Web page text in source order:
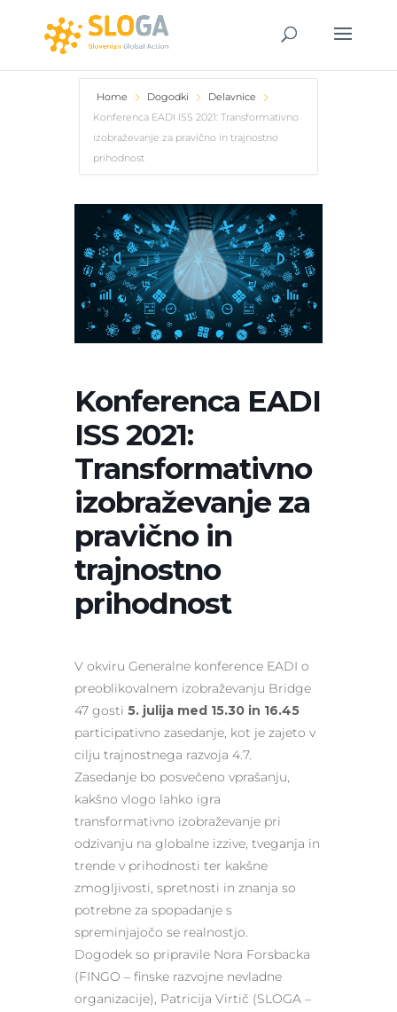
Home Dogodki
Delavnice
Konferenca EADI ISS 2021: Transformativno
izobraževanje za pravično in trajnostno
prihodnost
Konferenca EADI
ISS 2021:
Transformativno
izobraževanje za
pravično in
trajnostno
prihodnost
V okviru Generalne konference EADI o
preoblikovalnem izobraževanju Bridge
47 gosti 5. julija med 15.30 in 16.45
participativno zasedanje, kot je zajeto v
cilju trajnostnega razvoja 4.7.
Zasedanje bo posvečeno vprašanju,
kakšno vlogo lahko igra
transformativno izobraževanje pri
odzivanju na globalne izzive, tveganja in
trende v prihodnosti ter kakšne
zmogljivosti, spretnosti in znanja so
potrebne za spopadanje s
spreminjajočo se realnostjo.
Dogodek so pripravile Nora Forsbacka
(FINGO – finske razvojne nevladne
organizacije), Patricija Virtič (SLOGA –